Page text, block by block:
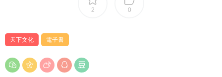
2 0
天下文化 電子書